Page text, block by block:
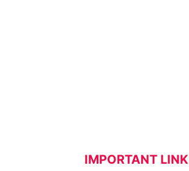
IMPORTANT LINK